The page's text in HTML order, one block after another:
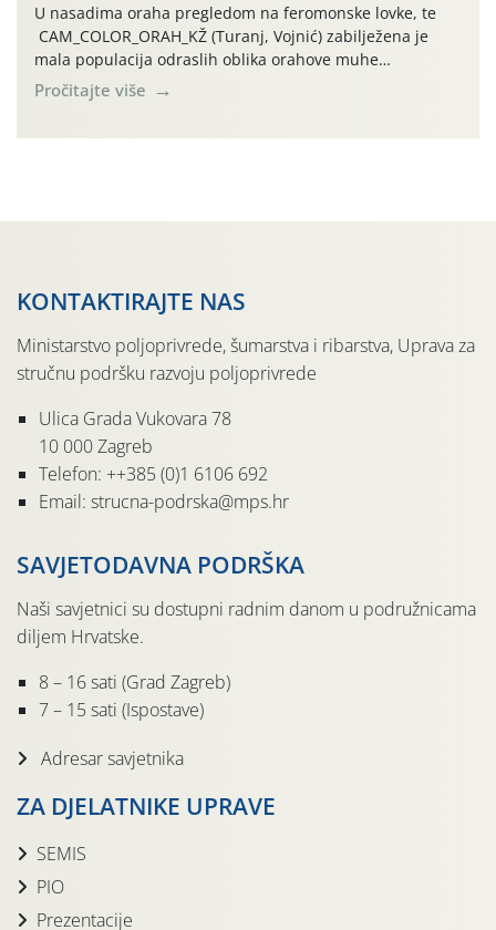
U nasadima oraha pregledom na feromonske lovke, te
CAM_COLOR_ORAH_KŽ (Turanj, Vojnić) zabilježena je
mala populacija odraslih oblika orahove muhe
(Rhagoletis completa). Niska brojnost može se objasniti
činjenicom da je riječ o mladim nasadima s vrlo malim
Pročitajte više
KONTAKTIRAJTE NAS
Ministarstvo poljoprivrede, šumarstva i ribarstva, Uprava za
stručnu podršku razvoju poljoprivrede
Ulica Grada Vukovara 78
10 000 Zagreb
Telefon: ++385 (0)1 6106 692
Email: strucna-podrska@mps.hr
SAVJETODAVNA PODRŠKA
Naši savjetnici su dostupni radnim danom u podružnicama
diljem Hrvatske.
8 – 16 sati (Grad Zagreb)
7 – 15 sati (Ispostave)
Adresar savjetnika
ZA DJELATNIKE UPRAVE
SEMIS
PIO
Prezentacije